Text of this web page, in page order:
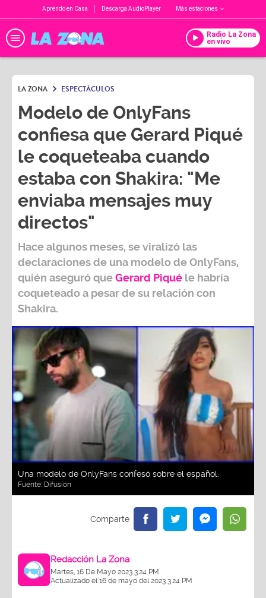
Aprendo en Casa Descarga AudioPlayer Más estaciones
Radio La Zona
en vivo
LA ZONA ESPECTÁCULOS
Modelo de OnlyFans
confiesa que Gerard Piqué
le coqueteaba cuando
estaba con Shakira: "Me
enviaba mensajes muy
directos"
Hace algunos meses, se viralizó las
declaraciones de una modelo de OnlyFans,
quién aseguró queGerard Piqué le habría
coqueteado a pesar de su relación con
Shakira.
Una modelo de OnlyFans confesó sobre el español.
Fuente: Difusión
Redacción La Zona
Martes, 16 De Mayo 2023 3:24 PM
Actualizado el 16 de mayo del 2023 3:24 PM